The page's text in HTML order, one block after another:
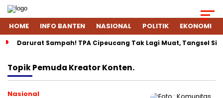
HOME INFO BANTEN NASIONAL POLITIK EKONOMI
Darurat Sampah! TPA Cipeucang Tak Lagi Muat, Tangsel
TopikPemuda Kreator Konten.
Nasional